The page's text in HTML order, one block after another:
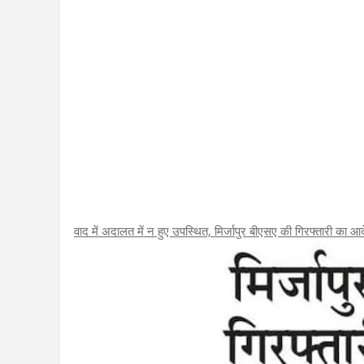
वाद में अदालत में न हुए उपस्थित, मिर्जापुर बीएसए की गिरफ्तारी का